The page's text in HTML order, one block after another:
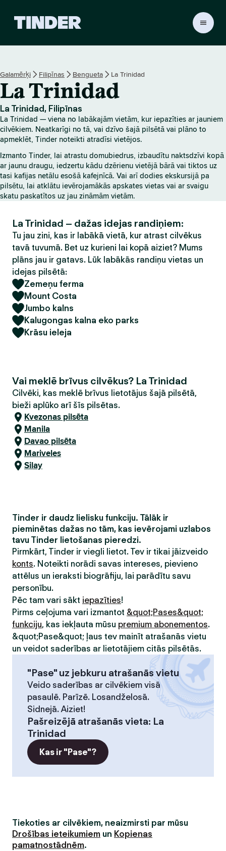
r
s
ā
u
m
l
p
a
Galamērķi Filipīnas Bengueta La Trinidad
La Trinidad
La Trinidad, Filipīnas
La Trinidad — viena no labākajām vietām, kur iepazīties ar jauniem
cilvēkiem. Neatkarīgi no tā, vai dzīvo šajā pilsētā vai plāno to
apmeklēt, Tinder noteikti atradīsi vietējos.
Izmanto Tinder, lai atrastu domubiedrus, izbaudītu naktsdzīvi kopā
ar jaunu draugu, iedzertu kādu dzērienu vietējā bārā vai tiktos uz
tasi kafijas netālu esošā kafejnīcā. Vai arī dodies ekskursijā pa
pilsētu, lai atklātu ievērojamākās apskates vietas vai ar svaigu
skatu paskatītos uz jau zināmām vietām.
La Trinidad – dažas idejas randiņiem:
Tu jau zini, kas ir labākā vietā, kur atrast cilvēkus
tavā tuvumā. Bet uz kurieni lai kopā aiziet? Mums
plāns jau ir gatavs. Lūk labākās randiņu vietas un
idejas pilsētā:
Zemeņu ferma
Mount Costa
Jumbo kalns
Kalugongas kalna eko parks
Krāsu ieleja
Vai meklē brīvus cilvēkus? La Trinidad
Cilvēki, kas meklē brīvus lietotājus šajā pilsētā,
bieži aplūko arī šīs pilsētas.
Kvezonas pilsēta
Manila
Davao pilsēta
Mariveles
Silay
Tinder ir daudz lielisku funkciju. Tālāk ir
pieminētas dažas no tām, kas ievērojami uzlabos
tavu Tinder lietošanas pieredzi.
Pirmkārt, Tinder ir viegli lietot. Tev ir tikai jāizveido
konts. Noteikti norādi savas intereses, pievieno
attēlus un ieraksti biogrāfiju, lai parādītu savu
personību.
Pēc tam vari sākt iepazīties!
Pirms ceļojuma vari izmantot &quot;Pases&quot;
funkciju, kas iekļauta mūsu premium abonementos.
&quot;Pase&quot; ļaus tev mainīt atrašanās vietu
un veidot saderības ar lietotājiem citās pilsētās.
"Pase" uz jebkuru atrašanās vietu
Veido saderības ar cilvēkiem visā
pasaulē. Parīzē. Losandželosā.
Sidnejā. Aiziet!
Pašreizējā atrašanās vieta: La
Trinidad
Kas ir "Pase"?
Tiekoties ar cilvēkiem, neaizmirsti par mūsu
Drošības ieteikumiem un Kopienas
pamatnostādnēm.